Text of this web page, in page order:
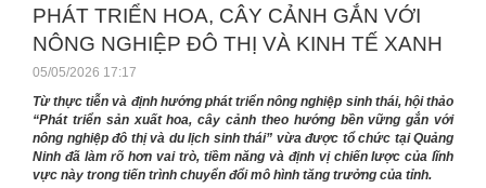
PHÁT TRIỂN HOA, CÂY CẢNH GẮN VỚI
NÔNG NGHIỆP ĐÔ THỊ VÀ KINH TẾ XANH
05/05/2026 17:17
Từ thực tiễn và định hướng phát triển nông nghiệp sinh thái, hội thảo
“Phát triển sản xuất hoa, cây cảnh theo hướng bền vững gắn với
nông nghiệp đô thị và du lịch sinh thái” vừa được tổ chức tại Quảng
Ninh đã làm rõ hơn vai trò, tiềm năng và định vị chiến lược của lĩnh
vực này trong tiến trình chuyển đổi mô hình tăng trưởng của tỉnh.